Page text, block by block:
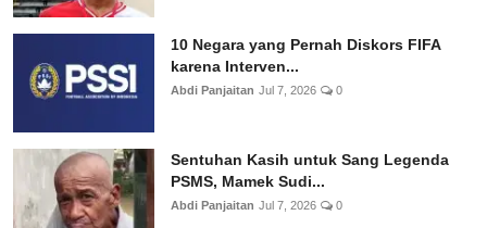
10 Negara yang Pernah Diskors FIFA
karena Interven...
Abdi Panjaitan Jul 7, 2026 0
Sentuhan Kasih untuk Sang Legenda
PSMS, Mamek Sudi...
Abdi Panjaitan Jul 7, 2026 0